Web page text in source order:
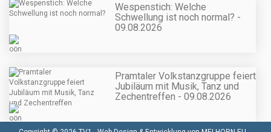
Wespenstich: Welche
Schwellung ist noch normal? -
09.08.2026
Pramtaler Volkstanzgruppe feiert
Jubiläum mit Musik, Tanz und
Zechentreffen - 09.08.2026